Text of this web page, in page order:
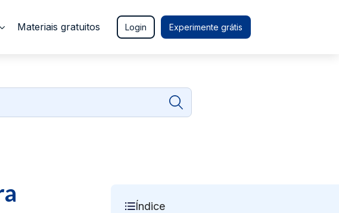
Materiais gratuitos Login Experimente grátis
Índice